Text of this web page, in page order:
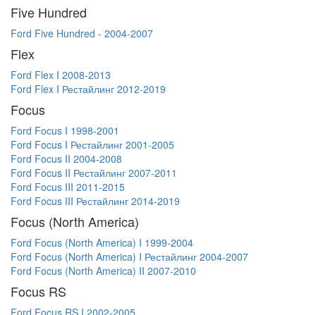
Five Hundred
Ford Five Hundred - 2004-2007
Flex
Ford Flex I 2008-2013
Ford Flex I Рестайлинг 2012-2019
Focus
Ford Focus I 1998-2001
Ford Focus I Рестайлинг 2001-2005
Ford Focus II 2004-2008
Ford Focus II Рестайлинг 2007-2011
Ford Focus III 2011-2015
Ford Focus III Рестайлинг 2014-2019
Focus (North America)
Ford Focus (North America) I 1999-2004
Ford Focus (North America) I Рестайлинг 2004-2007
Ford Focus (North America) II 2007-2010
Focus RS